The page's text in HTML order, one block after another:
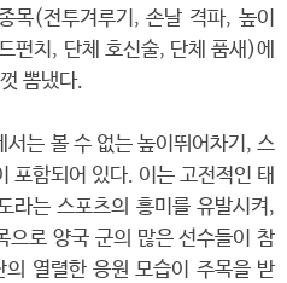
(전투겨루기, 손날 격파, 높이
펀치, 단체 호신술, 단체 품새)에
뽐냈다.
서는 볼 수 없는 높이뛰어차기, 스
포함되어 있다. 이는 고전적인 태
라는 스포츠의 흥미를 유발시켜,
으로 양국 군의 많은 선수들이 참
열렬한 응원 모습이 주목을 받